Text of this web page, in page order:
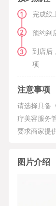
完成线
预约到
到店后
项
注意事项
请选择具备
疗美容服务
要求商家提
图片介绍